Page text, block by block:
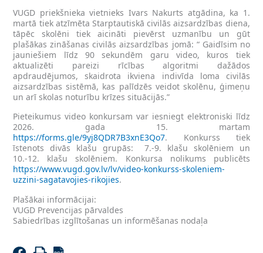
VUGD priekšnieka vietnieks Ivars Nakurts atgādina, ka 1.
martā tiek atzīmēta Starptautiskā civilās aizsardzības diena,
tāpēc skolēni tiek aicināti pievērst uzmanību un gūt
plašākas zināšanas civilās aizsardzības jomā: “ Gaidīsim no
jauniešiem līdz 90 sekundēm garu video, kuros tiek
aktualizēti pareizi rīcības algoritmi dažādos
apdraudējumos, skaidrota ikviena indivīda loma civilās
aizsardzības sistēmā, kas palīdzēs veidot skolēnu, ģimeņu
un arī skolas noturību krīzes situācijās.”
Pieteikumus video konkursam var iesniegt elektroniski līdz
2026. gada 15. martam
https://forms.gle/9yj8QDR7B3xnE3Qo7. Konkurss tiek
īstenots divās klašu grupās: 7.-9. klašu skolēniem un
10.-12. klašu skolēniem. Konkursa nolikums publicēts
https://www.vugd.gov.lv/lv/video-konkurss-skoleniem-
uzzini-sagatavojies-rikojies.
Plašākai informācijai:
VUGD Prevencijas pārvaldes
Sabiedrības izglītošanas un informēšanas nodaļa